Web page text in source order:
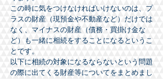
この時に気をつけなければいけないのは、プ
ラスの財産（現預金や不動産など）だけでは
なく、マイナスの財産（債務・買掛け金な
ど）も一緒に相続をすることになるというこ
とです。
​以下に相続の対象になるならないという問題
の際に出てくる財産等についてをまとめまし